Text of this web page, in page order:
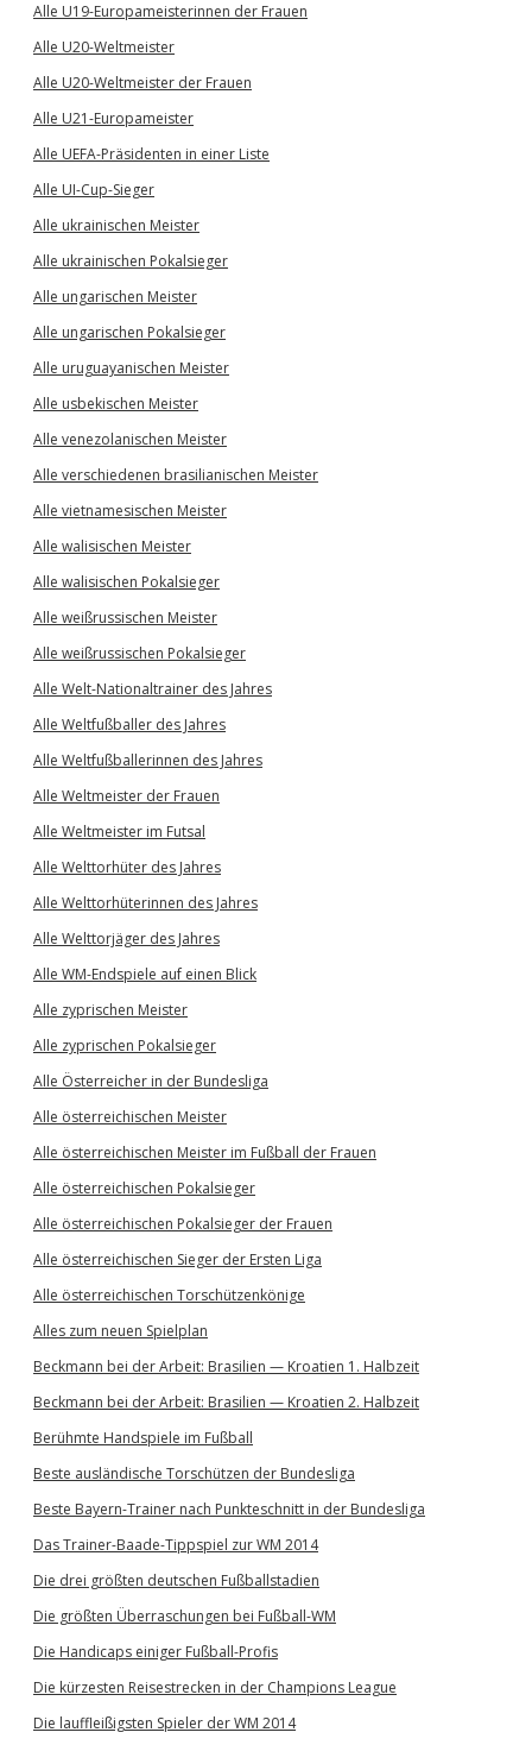
Alle U19-Europameisterinnen der Frauen
Alle U20-Weltmeister
Alle U20-Weltmeister der Frauen
Alle U21-Europameister
Alle UEFA-Präsidenten in einer Liste
Alle UI-Cup-Sieger
Alle ukrainischen Meister
Alle ukrainischen Pokalsieger
Alle ungarischen Meister
Alle ungarischen Pokalsieger
Alle uruguayanischen Meister
Alle usbekischen Meister
Alle venezolanischen Meister
Alle verschiedenen brasilianischen Meister
Alle vietnamesischen Meister
Alle walisischen Meister
Alle walisischen Pokalsieger
Alle weißrussischen Meister
Alle weißrussischen Pokalsieger
Alle Welt-Nationaltrainer des Jahres
Alle Weltfußballer des Jahres
Alle Weltfußballerinnen des Jahres
Alle Weltmeister der Frauen
Alle Weltmeister im Futsal
Alle Welttorhüter des Jahres
Alle Welttorhüterinnen des Jahres
Alle Welttorjäger des Jahres
Alle WM-Endspiele auf einen Blick
Alle zyprischen Meister
Alle zyprischen Pokalsieger
Alle Österreicher in der Bundesliga
Alle österreichischen Meister
Alle österreichischen Meister im Fußball der Frauen
Alle österreichischen Pokalsieger
Alle österreichischen Pokalsieger der Frauen
Alle österreichischen Sieger der Ersten Liga
Alle österreichischen Torschützenkönige
Alles zum neuen Spielplan
Beckmann bei der Arbeit: Brasilien — Kroatien 1. Halbzeit
Beckmann bei der Arbeit: Brasilien — Kroatien 2. Halbzeit
Berühmte Handspiele im Fußball
Beste ausländische Torschützen der Bundesliga
Beste Bayern-Trainer nach Punkteschnitt in der Bundesliga
Das Trainer-Baade-Tippspiel zur WM 2014
Die drei größten deutschen Fußballstadien
Die größten Überraschungen bei Fußball-WM
Die Handicaps einiger Fußball-Profis
Die kürzesten Reisestrecken in der Champions League
Die lauffleißigsten Spieler der WM 2014